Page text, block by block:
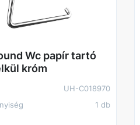
Wc papír tartó
króm
UH-C018970
1 db